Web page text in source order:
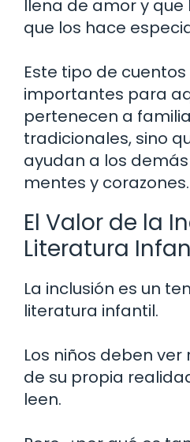
llena de amor y que
que los hace
Este tipo de
importantes para
pertenecen a
tradicionales, sino
ayudan a los
mentes y corazones.
El Valor de la
Literatura
La inclusión es un
literatura infantil.
Los niños deben
de su propia
leen.